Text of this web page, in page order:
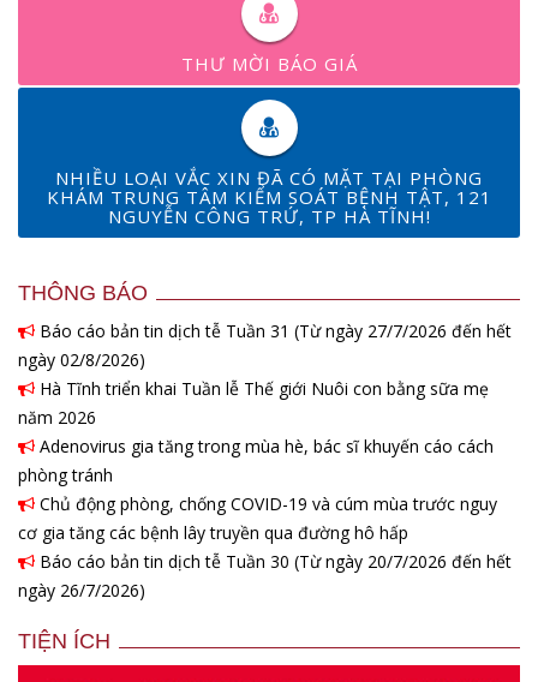
THƯ MỜI BÁO GIÁ
NHIỀU LOẠI VẮC XIN ĐÃ CÓ MẶT TẠI PHÒNG
KHÁM TRUNG TÂM KIỂM SOÁT BỆNH TẬT, 121
NGUYỄN CÔNG TRỨ, TP HÀ TĨNH!
THÔNG BÁO
Báo cáo bản tin dịch tễ Tuần 31 (Từ ngày 27/7/2026 đến hết
ngày 02/8/2026)
Hà Tĩnh triển khai Tuần lễ Thế giới Nuôi con bằng sữa mẹ
năm 2026
Adenovirus gia tăng trong mùa hè, bác sĩ khuyến cáo cách
phòng tránh
Chủ động phòng, chống COVID-19 và cúm mùa trước nguy
cơ gia tăng các bệnh lây truyền qua đường hô hấp
Báo cáo bản tin dịch tễ Tuần 30 (Từ ngày 20/7/2026 đến hết
ngày 26/7/2026)
TIỆN ÍCH